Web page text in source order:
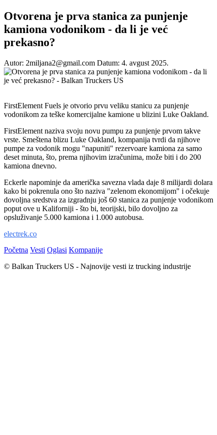
Otvorena je prva stanica za punjenje
kamiona vodonikom - da li je već
prekasno?
Autor: 2miljana2@gmail.com Datum: 4. avgust 2025.
FirstElement Fuels je otvorio prvu veliku stanicu za punjenje
vodonikom za teške komercijalne kamione u blizini Luke Oakland.
FirstElement naziva svoju novu pumpu za punjenje prvom takve
vrste. Smeštena blizu Luke Oakland, kompanija tvrdi da njihove
pumpe za vodonik mogu "napuniti" rezervoare kamiona za samo
deset minuta, što, prema njihovim izračunima, može biti i do 200
kamiona dnevno.
Eckerle napominje da američka savezna vlada daje 8 milijardi dolara
kako bi pokrenula ono što naziva "zelenom ekonomijom" i očekuje
dovoljna sredstva za izgradnju još 60 stanica za punjenje vodonikom
poput ove u Kaliforniji - što bi, teorijski, bilo dovoljno za
opsluživanje 5.000 kamiona i 1.000 autobusa.
electrek.co
Početna Vesti Oglasi Kompanije
© Balkan Truckers US - Najnovije vesti iz trucking industrije